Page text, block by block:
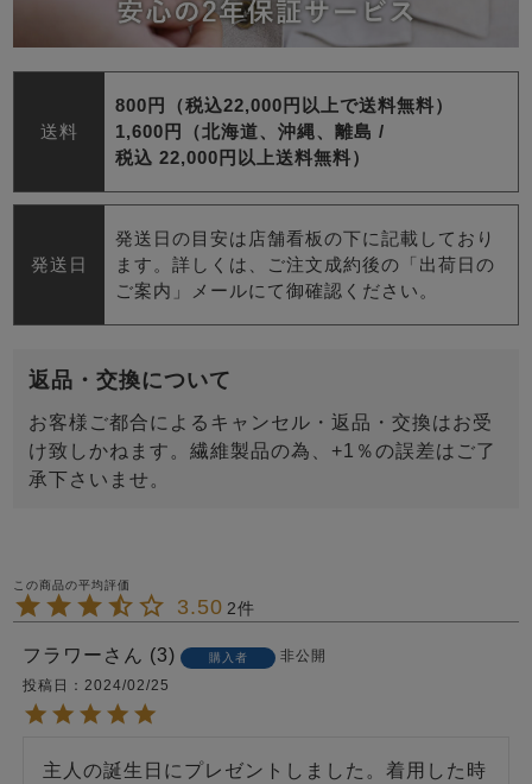
送料
800円（税込22,000円以上で送料無料）
1,600円（北海道、沖縄、離島 /
税込 22,000円以上送料無料）
発送日
発送日の目安は店舗看板の下に記載しており
ます。詳しくは、ご注文成約後の「出荷日の
ご案内」メールにて御確認ください。
返品・交換について
お客様ご都合によるキャンセル・返品・交換はお受
け致しかねます。繊維製品の為、+1％の誤差はご了
承下さいませ。
3.50 2
フラワー 3 購入者
非公開
投稿日
2024/02/25
主人の誕生日にプレゼントしました。着用した時